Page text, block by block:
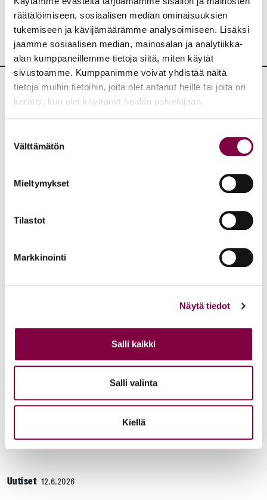
räätälöimiseen, sosiaalisen median ominaisuuksien
tukemiseen ja kävijämäärämme analysoimiseen. Lisäksi
jaamme sosiaalisen median, mainosalan ja analytiikka-
alan kumppaneillemme tietoja siitä, miten käytät
sivustoamme. Kumppanimme voivat yhdistää näitä
tietoja muihin tietoihin, joita olet antanut heille tai joita on
kerätty, kun olet käyttänyt heidän palvelujaan.
valinta
Välttämätön
Mieltymykset
Tilastot
Markkinointi
Näytä tiedot
Salli kaikki
Salli valinta
Kiellä
Lisää uutisia
Työmarkkinat
Uutiset 16.6.2026
Helsingin yliopiston ei pidä ratkaista tilakuluja
oikeustieteellisen opetuksen ja tutkimuksen
Juristiliitto
Uutiset 12.6.2026